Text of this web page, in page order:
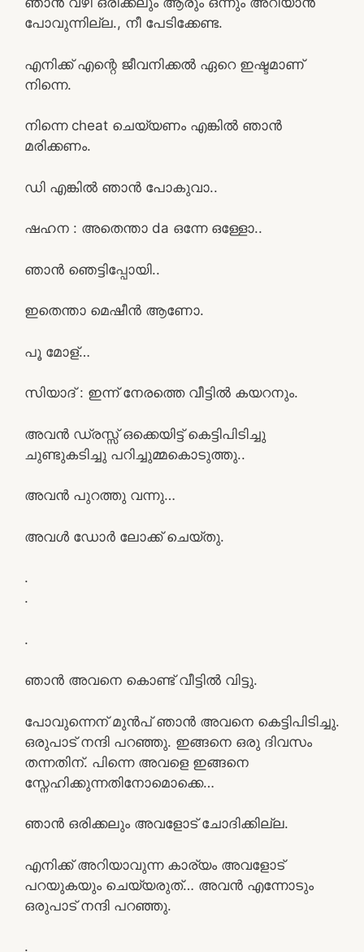
പോവുന്നില്ല., നീ പേടിക്കേണ്ട.
എനിക്ക് എന്റെ ജീവനിക്കല്‍ ഏറെ ഇഷ്ടമാണ്
നിന്നെ.
നിന്നെ cheat ചെയ്യണം എങ്കില്‍ ഞാന്‍
മരിക്കണം.
ഡി എങ്കിൽ ഞാൻ പോകുവാ..
ഷഹന : അതെന്താ da ഒന്നേ ഒള്ളോ..
ഞാൻ ഞെട്ടിപ്പോയി..
ഇതെന്താ മെഷീൻ ആണോ.
പൂ മോള്…
സിയാദ് : ഇന്ന് നേരത്തെ വീട്ടില്‍ കയറനും.
അവൻ ഡ്രസ്സ് ഒക്കെയിട്ട് കെട്ടിപിടിച്ചു
ചുണ്ടുകടിച്ചു പറിച്ചുമ്മകൊടുത്തു..
അവന്‍ പുറത്തു വന്നു…
അവൾ ഡോർ ലോക്ക് ചെയ്തു.
.
.
.
ഞാൻ അവനെ കൊണ്ട് വീട്ടിൽ വിട്ടു.
പോവുന്നെന് മുൻപ് ഞാൻ അവനെ കെട്ടിപിടിച്ചു.
ഒരുപാട് നന്ദി പറഞ്ഞു. ഇങ്ങനെ ഒരു ദിവസം
തന്നതിന്. പിന്നെ അവളെ ഇങ്ങനെ
സ്നേഹിക്കുന്നതിനോമൊക്കെ…
ഞാൻ ഒരിക്കലും അവളോട് ചോദിക്കില്ല.
എനിക്ക് അറിയാവുന്ന കാര്യം അവളോട്
പറയുകയും ചെയ്യരുത്… അവൻ എന്നോടും
ഒരുപാട് നന്ദി പറഞ്ഞു.
.